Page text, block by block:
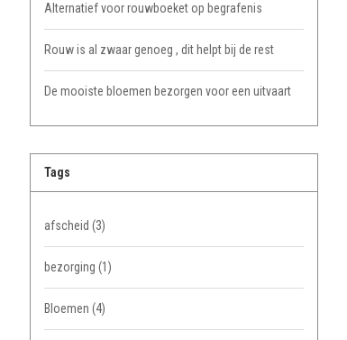
Alternatief voor rouwboeket op begrafenis
Rouw is al zwaar genoeg , dit helpt bij de rest
De mooiste bloemen bezorgen voor een uitvaart
Tags
afscheid (3)
bezorging (1)
Bloemen (4)